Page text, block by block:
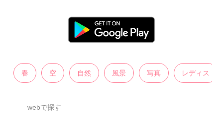
春 空 自然 風景 写真 レディス
webで探す